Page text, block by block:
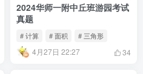
2024华师一附中丘班游园考试
真题
# 计算 # 面积 # 三角形
4月27日 22:27 34